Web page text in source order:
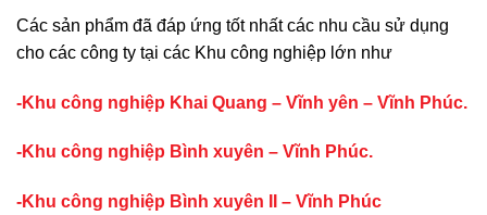
Các sản phẩm đã đáp ứng tốt nhất các nhu cầu sử dụng
cho các công ty tại các Khu công nghiệp lớn như
-Khu công nghiệp Khai Quang – Vĩnh yên – Vĩnh Phúc.
-Khu công nghiệp Bình xuyên – Vĩnh Phúc.
-Khu công nghiệp Bình xuyên II – Vĩnh Phúc